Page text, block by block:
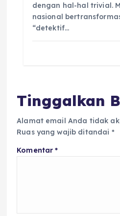
dengan hal-hal trivial.
nasional
“detektif…
Tinggalkan
Alamat email Anda tidak
Ruas yang wajib ditandai *
Komentar*